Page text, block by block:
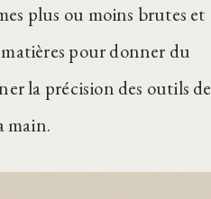
plus ou moins brutes et
pour donner du
la précision des outils de
main.